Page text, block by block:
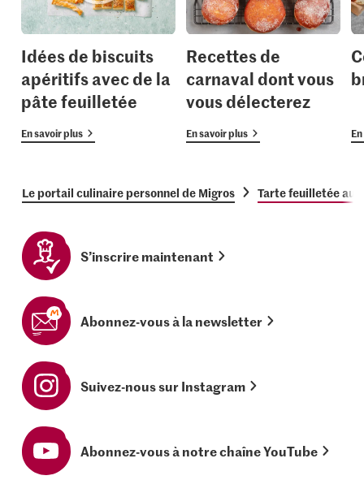
Idées de biscuits
apéritifs avec de la
pâte feuilletée
En savoir plus
Recettes de
carnaval dont vous
vous délecterez
En savoir plus
Le portail culinaire personnel de Migros Tarte feuilletée
S’inscrire maintenant
Abonnez-vous à la newsletter
Suivez-nous sur Instagram
Abonnez-vous à notre chaîne YouTube